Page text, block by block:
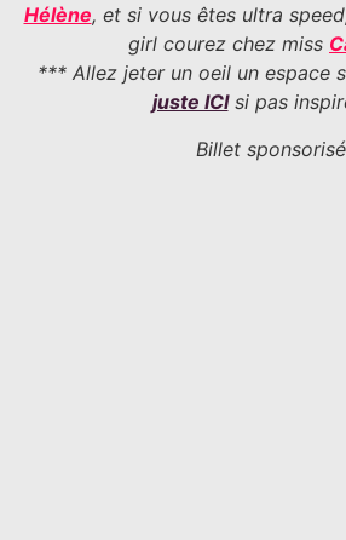
Hélène, et si vous êtes ultra
girl courez chez miss
*** Allez jeter un oeil un espace
juste ICIsi pas
Billet sponsorisé